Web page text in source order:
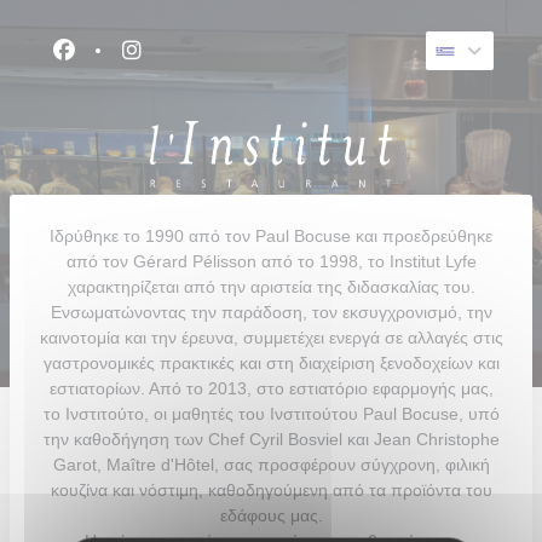
Facebook ((ανοίγει σε νέο παράθυρο))
Instagram ((ανοίγει σε νέο παράθυρο))
Ιδρύθηκε το 1990 από τον Paul Bocuse και προεδρεύθηκε
από τον Gérard Pélisson από το 1998, το Institut Lyfe
χαρακτηρίζεται από την αριστεία της διδασκαλίας του.
Ενσωματώνοντας την παράδοση, τον εκσυγχρονισμό, την
καινοτομία και την έρευνα, συμμετέχει ενεργά σε αλλαγές στις
γαστρονομικές πρακτικές και στη διαχείριση ξενοδοχείων και
εστιατορίων. Από το 2013, στο εστιατόριο εφαρμογής μας,
το Ινστιτούτο, οι μαθητές του Ινστιτούτου Paul Bocuse, υπό
την καθοδήγηση των Chef Cyril Bosviel και Jean Christophe
Garot, Maître d'Hôtel, σας προσφέρουν σύγχρονη, φιλική
κουζίνα και νόστιμη, καθοδηγούμενη από τα προϊόντα του
εδάφους μας.